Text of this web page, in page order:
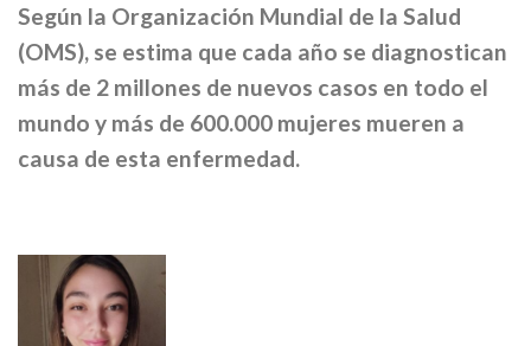
Según la Organización Mundial de la Salud
(OMS), se estima que cada año se diagnostican
más de 2 millones de nuevos casos en todo el
mundo y más de 600.000 mujeres mueren a
causa de esta enfermedad.